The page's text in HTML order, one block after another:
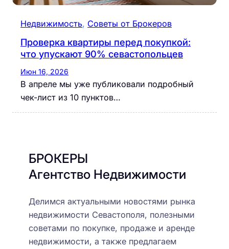
Недвижимость, Советы от Брокеров
Проверка квартиры перед покупкой:
что упускают 90% севастопольцев
Июн 16, 2026
В апреле мы уже публиковали подробный
чек-лист из 10 пунктов…
БРОКЕРЫ
Агентство Недвижимости
Делимся актуальными новостями рынка
недвижимости Севастополя, полезными
советами по покупке, продаже и аренде
недвижимости, а также предлагаем